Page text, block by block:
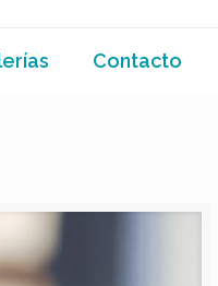
Contacto